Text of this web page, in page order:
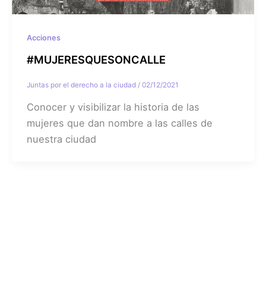
Acciones
#MUJERESQUESONCALLE
Juntas por el derecho a la ciudad / 02/12/2021
Conocer y visibilizar la historia de las
mujeres que dan nombre a las calles de
nuestra ciudad